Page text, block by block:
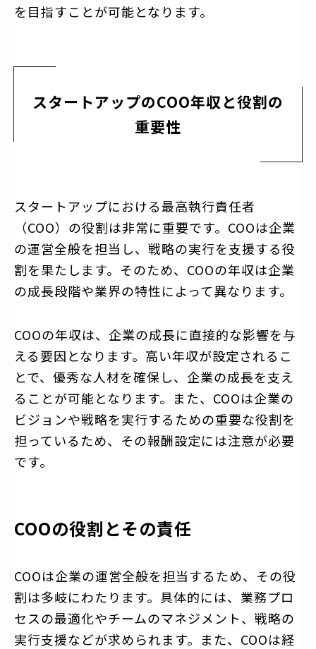
を目指すことが可能となります。
スタートアップのCOO年収と役割の
重要性
スタートアップにおける最高執行責任者
（COO）の役割は非常に重要です。COOは企業
の運営全般を担当し、戦略の実行を支援する役
割を果たします。そのため、COOの年収は企業
の成長段階や業界の特性によって異なります。
COOの年収は、企業の成長に直接的な影響を与
える要因となります。高い年収が設定されるこ
とで、優秀な人材を確保し、企業の成長を支え
ることが可能となります。また、COOは企業の
ビジョンや戦略を実行するための重要な役割を
担っているため、その報酬設定には注意が必要
です。
COOの役割とその責任
COOは企業の運営全般を担当するため、その役
割は多岐にわたります。具体的には、業務プロ
セスの最適化やチームのマネジメント、戦略の
実行支援などが求められます。また、COOは経